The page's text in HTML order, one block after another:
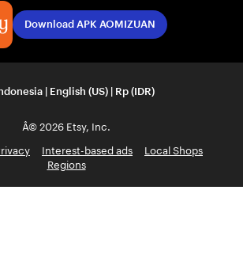
Download APK AOMIZUAN
| English (US) | Rp (IDR)
Â© 2026 Etsy, Inc.
Interest-based ads
Local Shops
Regions